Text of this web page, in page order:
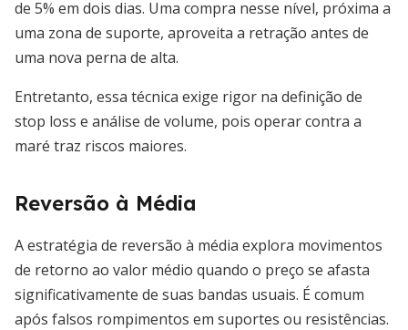
de 5% em dois dias. Uma compra nesse nível, próxima a
uma zona de suporte, aproveita a retração antes de
uma nova perna de alta.
Entretanto, essa técnica exige rigor na definição de
stop loss e análise de volume, pois operar contra a
maré traz riscos maiores.
Reversão à Média
A estratégia de reversão à média explora movimentos
de retorno ao valor médio quando o preço se afasta
significativamente de suas bandas usuais. É comum
após falsos rompimentos em suportes ou resistências.